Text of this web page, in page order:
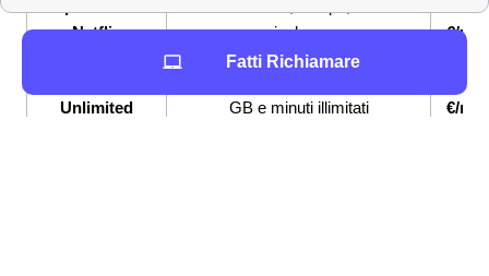
Netflix
incluso
€/
Unlimited
GB e minuti illimitati
€/
Fatti Richiamare